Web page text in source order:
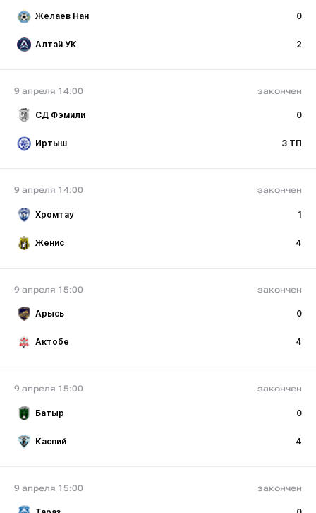
Желаев Нан 0
Алтай УК 2
9 апреля 14:00 закончен
СД Фэмили 0
Иртыш 3 ТП
9 апреля 14:00 закончен
Хромтау 1
Женис 4
9 апреля 15:00 закончен
Арысь 0
Актобе 4
9 апреля 15:00 закончен
Батыр 0
Каспий 4
9 апреля 15:00 закончен